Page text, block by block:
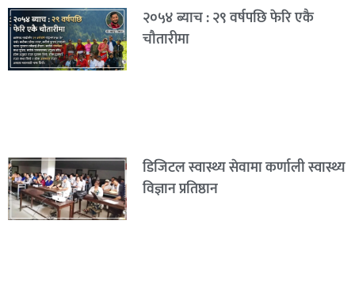
२०५४ ब्याच : २९ वर्षपछि फेरि एकै
चौतारीमा
डिजिटल स्वास्थ्य सेवामा कर्णाली स्वास्थ्य
विज्ञान प्रतिष्ठान